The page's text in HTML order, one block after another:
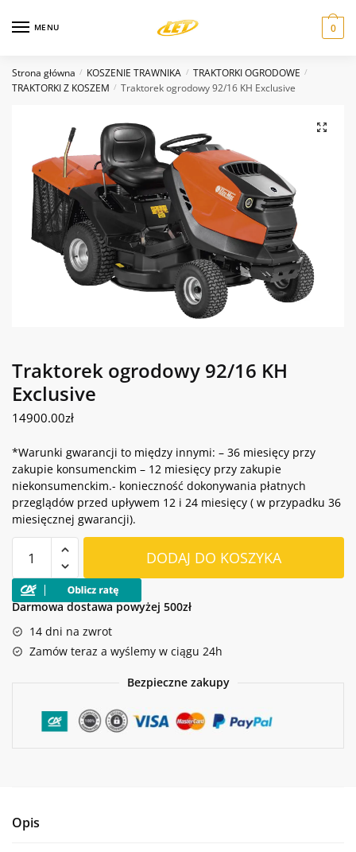
MENU 0
Strona główna / KOSZENIE TRAWNIKA / TRAKTORKI OGRODOWE /
TRAKTORKI Z KOSZEM / Traktorek ogrodowy 92/16 KH Exclusive
Traktorek ogrodowy 92/16 KH
Exclusive
14900.00zł
*Warunki gwarancji to między innymi: – 36 miesięcy przy
zakupie konsumenckim – 12 miesięcy przy zakupie
niekonsumenckim.- konieczność dokonywania płatnych
przeglądów przed upływem 12 i 24 miesięcy ( w przypadku 36
miesięcznej gwarancji).
Traktorek
ogrodowy
92/16
Exclusive
DODAJ DO KOSZYKA
Darmowa dostawa powyżej 500zł
14 dni na zwrot
Zamów teraz a wyślemy w ciągu 24h
Bezpieczne zakupy
Email*
Wiadomość*
Opis